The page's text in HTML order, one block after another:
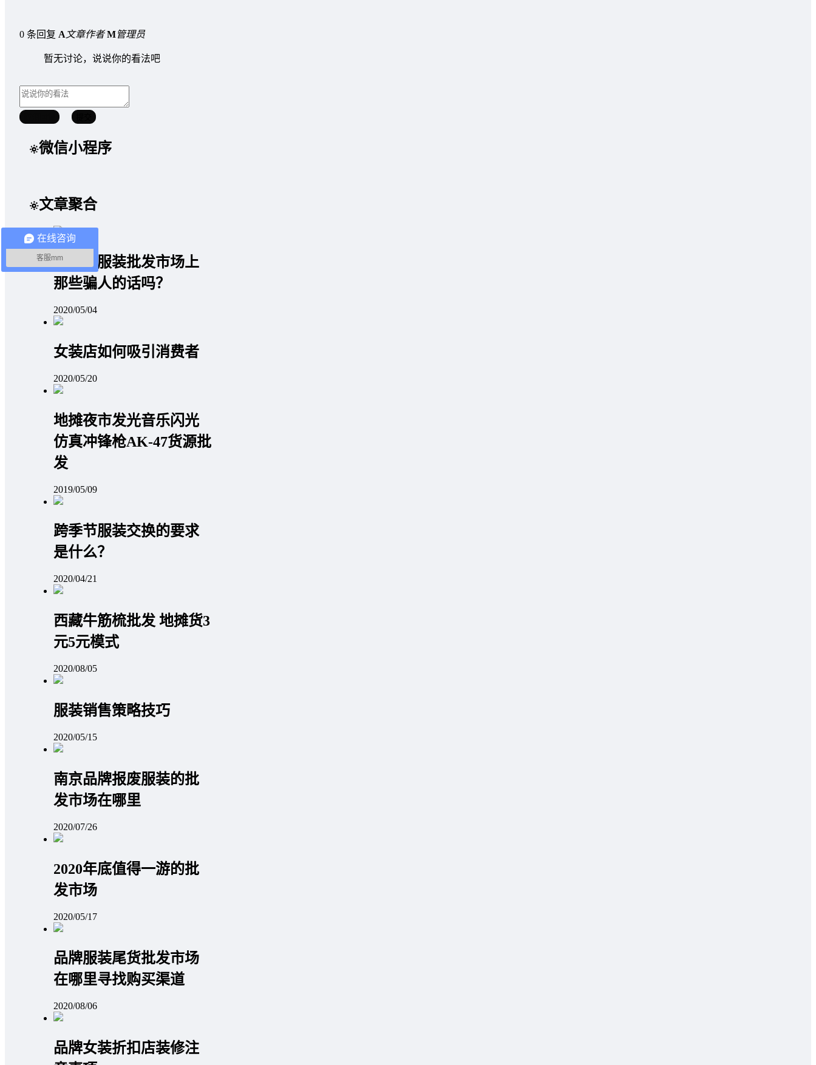
0 条回复 A文章作者 M管理员
暂无讨论，说说你的看法吧
微信小程序
文章聚合
你相信服装批发市场上
那些骗人的话吗？
2020/05/04
女装店如何吸引消费者
2020/05/20
地摊夜市发光音乐闪光
仿真冲锋枪AK-47货源批
发
2019/05/09
跨季节服装交换的要求
是什么？
2020/04/21
西藏牛筋梳批发 地摊货3
元5元模式
2020/08/05
服装销售策略技巧
2020/05/15
南京品牌报废服装的批
发市场在哪里
2020/07/26
2020年底值得一游的批
发市场
2020/05/17
品牌服装尾货批发市场
在哪里寻找购买渠道
2020/08/06
品牌女装折扣店装修注
在线咨询
客服mm